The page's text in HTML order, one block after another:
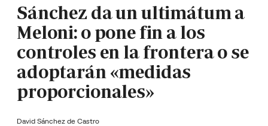
Sánchez da un ultimátum a
Meloni: o pone fin a los
controles en la frontera o se
adoptarán «medidas
proporcionales»
David Sánchez de Castro